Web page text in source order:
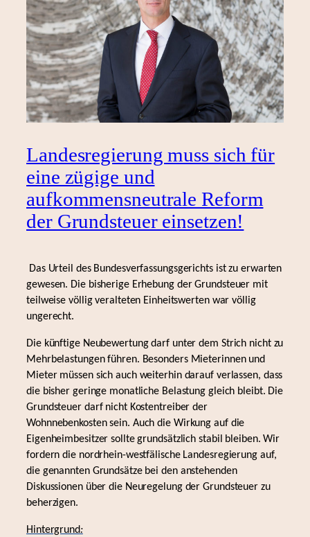
Landesregierung muss sich für
eine zügige und
aufkommensneutrale Reform
der Grundsteuer einsetzen!
Das Urteil des Bundesverfassungsgerichts ist zu erwarten
gewesen. Die bisherige Erhebung der Grundsteuer mit
teilweise völlig veralteten Einheitswerten war völlig
ungerecht.
Die künftige Neubewertung darf unter dem Strich nicht zu
Mehrbelastungen führen. Besonders Mieterinnen und
Mieter müssen sich auch weiterhin darauf verlassen, dass
die bisher geringe monatliche Belastung gleich bleibt. Die
Grundsteuer darf nicht Kostentreiber der
Wohnnebenkosten sein. Auch die Wirkung auf die
Eigenheimbesitzer sollte grundsätzlich stabil bleiben. Wir
fordern die nordrhein-westfälische Landesregierung auf,
die genannten Grundsätze bei den anstehenden
Diskussionen über die Neuregelung der Grundsteuer zu
beherzigen.
Hintergrund: